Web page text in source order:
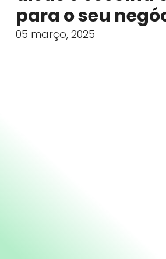
para o seu
05 março, 2025